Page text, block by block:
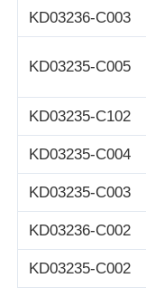
contador de la
Impresora de la
máquina de pos
cajero automático
KD03236-C003
KD03235-C005
KD03235-C102
KD03235-C004
KD03235-C003
KD03236-C002
KD03235-C002